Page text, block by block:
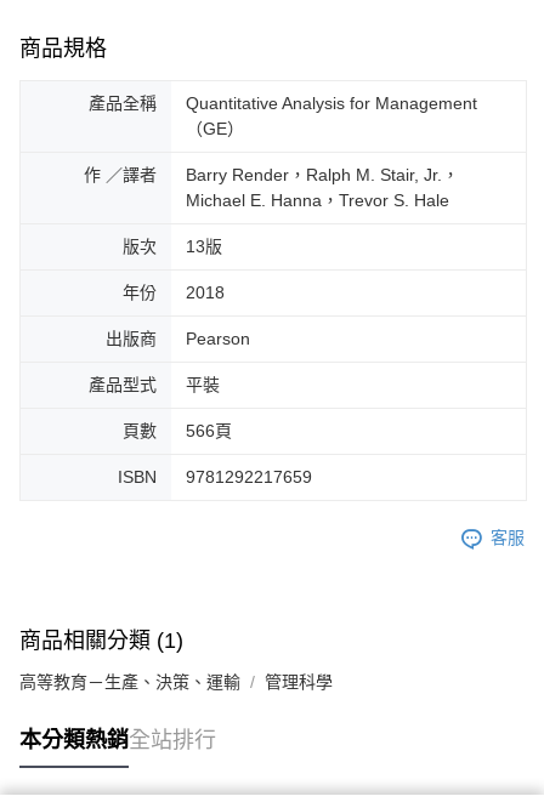
商品規格
產品全稱
Quantitative Analysis for Management
（GE）
作 ／譯者
Barry Render，Ralph M. Stair, Jr.，
Michael E. Hanna，Trevor S. Hale
版次 13版
年份 2018
出版商 Pearson
產品型式 平裝
頁數 566頁
ISBN 9781292217659
客服
商品相關分類 (1)
高等教育－生產、決策、運輸 管理科學
本分類熱銷全站排行